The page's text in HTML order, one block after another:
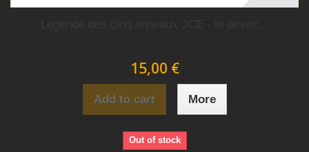
15,00 €
Add to cart More
Out of stock